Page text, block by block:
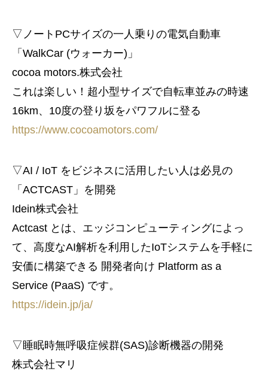
▽ノートPCサイズの一人乗りの電気自動車
「WalkCar (ウォーカー)」
cocoa motors.株式会社
これは楽しい！超小型サイズで自転車並みの時速
16km、10度の登り坂をパワフルに登る
https://www.cocoamotors.com/
▽AI / IoT をビジネスに活用したい人は必見の
「ACTCAST」を開発
Idein株式会社
Actcast とは、エッジコンピューティングによっ
て、高度なAI解析を利用したIoTシステムを手軽に
安価に構築できる 開発者向け Platform as a
Service (PaaS) です。
https://idein.jp/ja/
▽睡眠時無呼吸症候群(SAS)診断機器の開発
株式会社マリ